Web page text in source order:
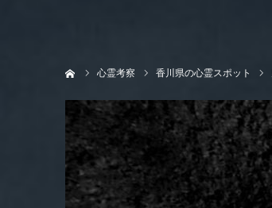
心霊考察 香川県の心霊スポット